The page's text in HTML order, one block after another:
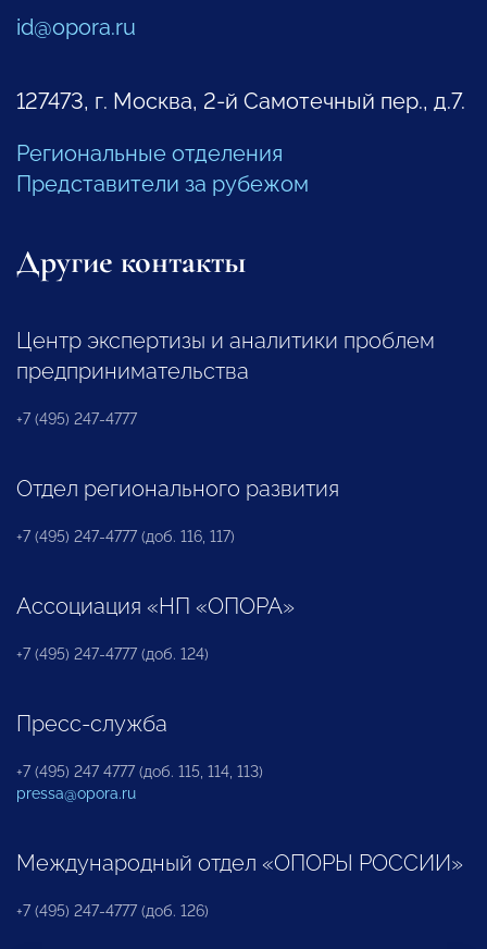
id@opora.ru
127473, г. Москва, 2-й Самотечный пер., д.7.
Региональные отделения
Представители за рубежом
Другие контакты
Центр экспертизы и аналитики проблем
предпринимательства
+7 (495) 247-4777
Отдел регионального развития
+7 (495) 247-4777 (доб. 116, 117)
Ассоциация «НП «ОПОРА»
+7 (495) 247-4777 (доб. 124)
Пресс-служба
+7 (495) 247 4777 (доб. 115, 114, 113)
pressa@opora.ru
Международный отдел «ОПОРЫ РОССИИ»
+7 (495) 247-4777 (доб. 126)